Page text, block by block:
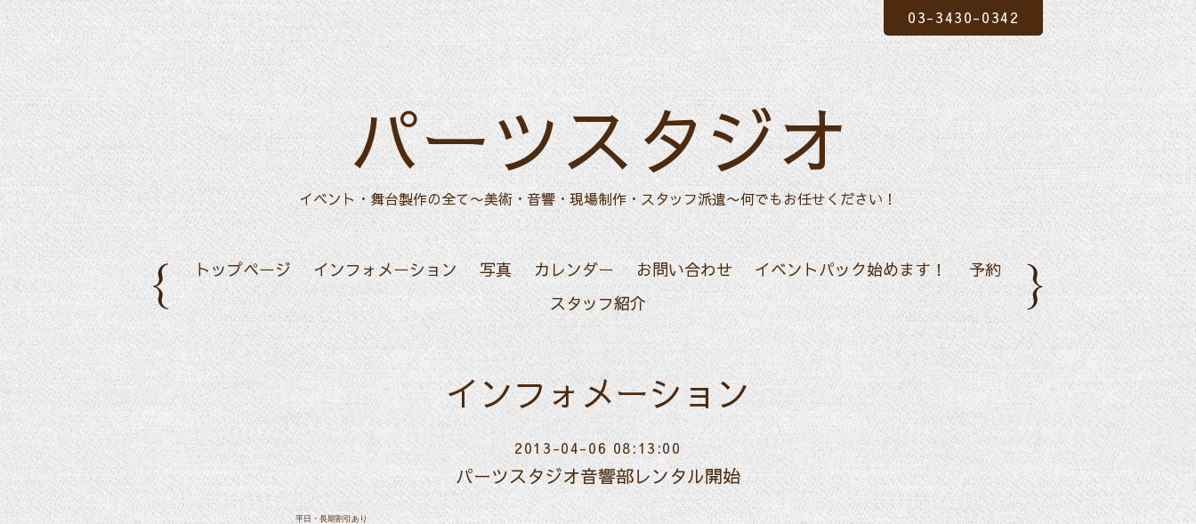
パーツスタジオ
イベント・舞台製作の全て〜美術・音響・現場制作・スタッフ派遣〜何でもお任せください！
03-3430-0342
トップページ インフォメーション 写真 カレンダー お問い合わせ イベントパック始めます！
予約
スタッフ紹介
インフォメーション
2013-04-06 08:13:00
パーツスタジオ音響部レンタル開始
平日・長期割引あり